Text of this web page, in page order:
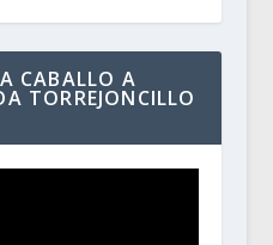
CABALLO A
TORREJONCILLO